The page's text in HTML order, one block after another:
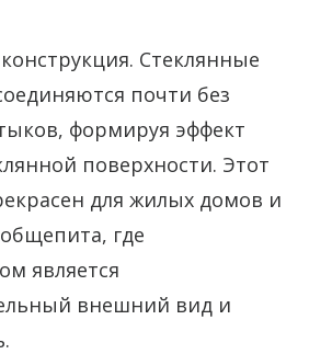
Стеклянные
почти без
формируя эффект
поверхности. Этот
для жилых домов и
где
является
внешний вид и